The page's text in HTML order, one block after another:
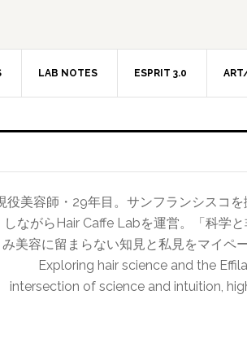
LAB NOTES ESPRIT 3.0
役美容師・29年目。サンフランシスコ
しながらHair Caffe Labを運営。「科学
み美容に留まらない知見と私見をマイペ
Exploring hair science and the
intersection of science and intuition,